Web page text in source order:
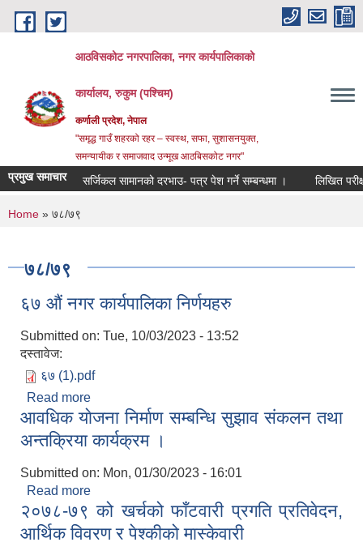
Skip to main content
आठविसकोट नगरपालिका, नगर कार्यपालिकाको
कार्यालय, रुकुम (पश्चिम)
कर्णाली प्रदेश, नेपाल
"समृद्ध गाउँ शहरको रहर – स्वस्थ, सफा, सुशासनयुक्त,
समन्यायीक र समाजवाद उन्मूख आठबिसकोट नगर"
प्रमुख समाचारसर्जिकल सामानको दरभाउ- पत्र पेश गर्ने सम्बन्धमा । लिखित परीक्षाको
You are here
Home » ७८/७९
७८/७९
६७ औं नगर कार्यपालिका निर्णयहरु
Submitted on: Tue, 10/03/2023 - 13:52
दस्तावेज:
६७ (1).pdf
Read more
आवधिक याेजना निर्माण सम्बन्धि सुझाव संकलन तथा
अन्तक्रिया कार्यक्रम ।
Submitted on: Mon, 01/30/2023 - 16:01
Read more
अन्तक्रिया कार्यक्रम ।
२०७८-७९ को खर्चको फाँटवारी प्रगति प्रतिवेदन,
आर्थिक विवरण र पेश्कीको मास्केवारी